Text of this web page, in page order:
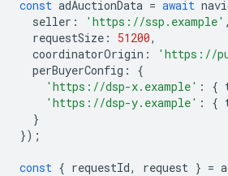
const adAuctionData = await
seller : 'https://ssp.example' ,
requestSize : 51200,
coordinatorOrigin :
'https://
perBuyerConfig :
{
'https://dsp-x.example' : {
'https://dsp-y.example' : {
}
});
const { requestId, request } =